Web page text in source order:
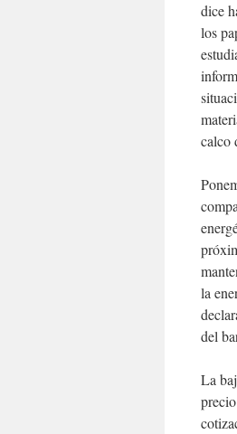
dice
los
calco
la
del
La